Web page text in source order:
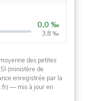
0,0 ‰
3,8 ‰
des petites
(ministère de
enregistrée par la
— mis à jour en